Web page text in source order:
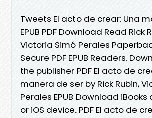
Tweets El acto de crear: Una
EPUB PDF Download Read Rick
Victoria Simó Perales
Secure PDF EPUB Readers.
the publisher PDF El acto de
manera de ser by Rick Rubin,
Perales EPUB Download
or iOS device. PDF El acto de